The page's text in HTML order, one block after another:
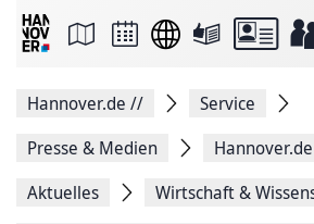
Seite
Facebook
teilen
Seitenlink
Hannover.de //
Service
Presse & Medien
Hannover.de
Aktuelles
Wirtschaft &